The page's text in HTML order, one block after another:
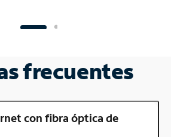
frecuentes
con fibra óptica de